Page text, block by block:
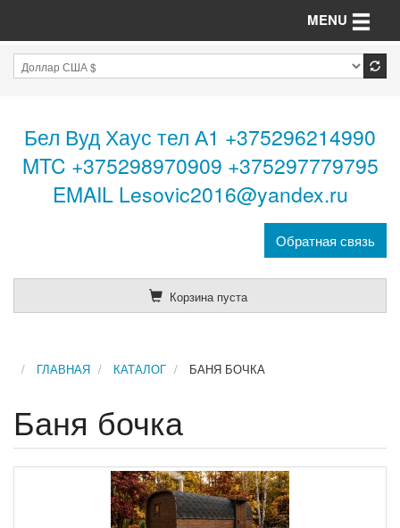
Бел Вуд Хаус тел А1 +375296214990
MTC +375298970909 +375297779795
EMAIL Lesovic2016@yandex.ru
Обратная связь
Корзина пуста
MENU Toggle
ГЛАВНАЯ КАТАЛОГ БАНЯ БОЧКА
Баня бочка